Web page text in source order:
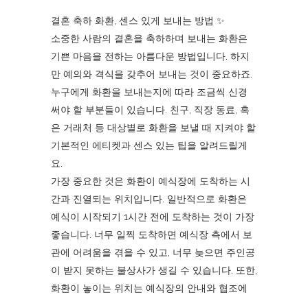
결혼 축하 화환, 센스 있게 보내는 방법 ✨
소중한 사람의 결혼을 축하하며 보내는 화환은
기쁜 마음을 전하는 아름다운 방법입니다. 하지
만 예의와 격식을 갖추어 보내는 것이 중요하죠.
누구에게 화환을 보내는지에 따라 조금씩 신경
써야 할 부분들이 있습니다. 친구, 직장 동료, 혹
은 거래처 등 대상별로 화환을 보낼 때 지켜야 할
기본적인 에티켓과 센스 있는 팁을 알려드릴게
요.
가장 중요한 것은 화환이 예식장에 도착하는 시
간과 진열되는 위치입니다. 일반적으로 화환은
예식이 시작되기 1시간 전에 도착하는 것이 가장
좋습니다. 너무 일찍 도착하면 예식장 측에서 보
관에 어려움을 겪을 수 있고, 너무 늦으면 주인공
이 받지 못하는 불상사가 생길 수 있습니다. 또한,
화환이 놓이는 위치는 예식장의 안내와 협조에